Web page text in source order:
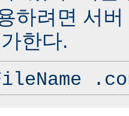
하려면 서
한다.